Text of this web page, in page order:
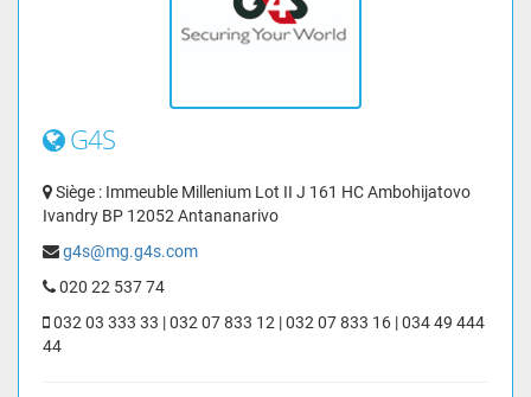
G4S
Siège : Immeuble Millenium Lot II J 161 HC Ambohijatovo
Ivandry BP 12052 Antananarivo
g4s@mg.g4s.com
020 22 537 74
032 03 333 33 | 032 07 833 12 | 032 07 833 16 | 034 49 444
44